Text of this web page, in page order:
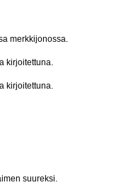
merkkijonossa.
kirjoitettuna.
kirjoitettuna.
suureksi.